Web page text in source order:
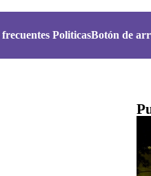
PoliticasBotón de